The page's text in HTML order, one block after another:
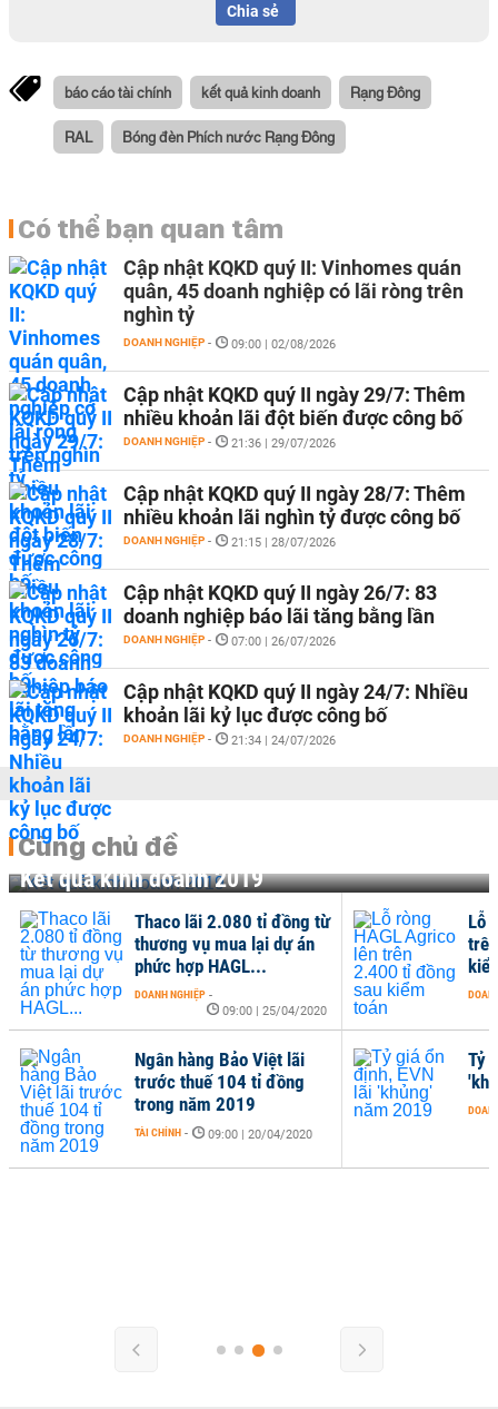
Chia sẻ
báo cáo tài chính kết quả kinh doanh Rạng Đông
RAL Bóng đèn Phích nước Rạng Đông
Có thể bạn quan tâm
Cập nhật KQKD quý II: Vinhomes quán
quân, 45 doanh nghiệp có lãi ròng trên
nghìn tỷ
DOANH NGHIỆP - 09:00 | 02/08/2026
Cập nhật KQKD quý II ngày 29/7: Thêm
nhiều khoản lãi đột biến được công bố
DOANH NGHIỆP - 21:36 | 29/07/2026
Cập nhật KQKD quý II ngày 28/7: Thêm
nhiều khoản lãi nghìn tỷ được công bố
DOANH NGHIỆP - 21:15 | 28/07/2026
Cập nhật KQKD quý II ngày 26/7: 83
doanh nghiệp báo lãi tăng bằng lần
DOANH NGHIỆP - 07:00 | 26/07/2026
Cập nhật KQKD quý II ngày 24/7: Nhiều
khoản lãi kỷ lục được công bố
DOANH NGHIỆP - 21:34 | 24/07/2026
Cùng chủ đề
Kết quả kinh doanh 2019
Tỷ
Thaco lãi 2.080 tỉ đồng từ
thương vụ mua lại dự án
phức hợp HAGL...
DOANH NGHIỆP -
09:00 | 25/04/2020
Ngân hàng Bảo Việt lãi
trước thuế 104 tỉ đồng
trong năm 2019
TÀI CHÍNH - 09:00 | 20/04/2020
Lỗ